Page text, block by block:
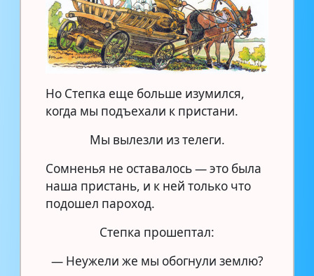
Но Степка еще больше изумился,
когда мы подъехали к пристани.
Мы вылезли из телеги.
Сомненья не оставалось — это была
наша пристань, и к ней только что
подошел пароход.
Степка прошептал:
— Неужели же мы обогнули землю?